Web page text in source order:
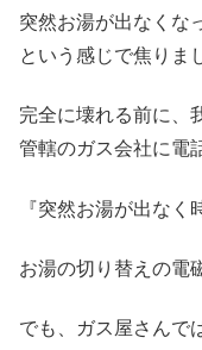
突然お湯が出なくな
という感じで焦りま
完全に壊れる前に、
管轄のガス会社に電
『突然お湯が出なく
お湯の切り替えの電
でも、ガス屋さんで